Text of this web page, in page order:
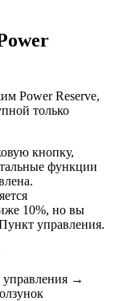
Power Reserve,
только
кнопку,
функции
10%, но вы
управления.
→